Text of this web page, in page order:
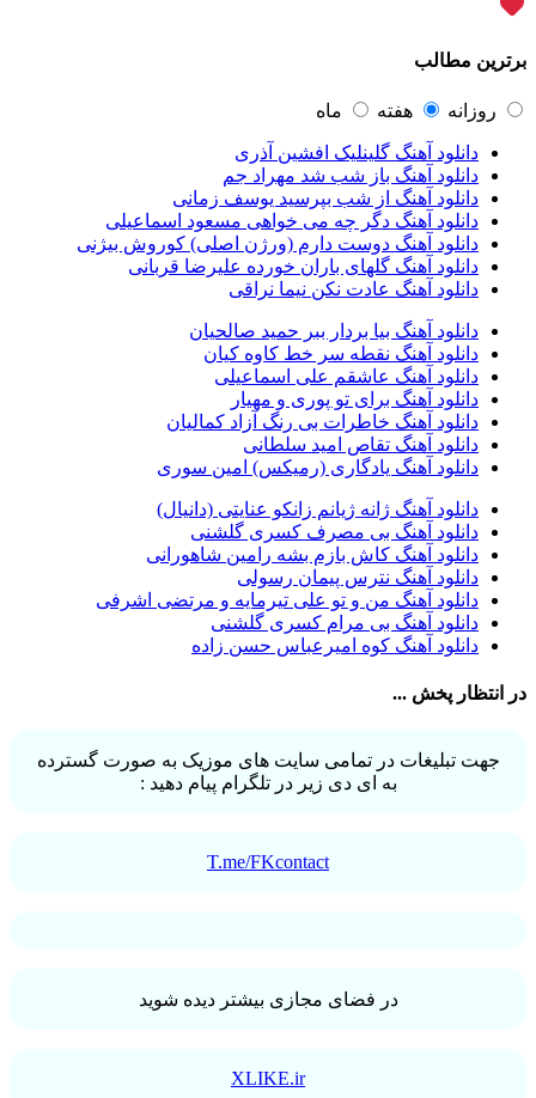
عماد طالب زاده
مسعود صادقلو42
مهدی جهانی39
احمد سعیدی39
امین فیاض39
حامد همایون38
بهنام صفوی38
شادمهر عقیلی37
پیوند36
36
رضا شیری36
علی زند وکیلی35
علی عباسی33
علی زارعی33
علی ارشدی33
سینا شعبانخانی32
سیامک عباسی32
حمید هیراد
32
شهرام شکوهی32
امین رستمی31
احمد صفایی31
یاسر محمودی31
امو بند31
حجت درولی31
سینا سرلک31
مجید رضوی
برترین مطالب
روزانه هفته ماه
دانلود آهنگ گلینلیک افشین آذری
دانلود آهنگ باز شب شد مهراد جم
دانلود آهنگ از شب بپرسید یوسف زمانی
دانلود آهنگ دگر چه می خواهی مسعود اسماعیلی
دانلود آهنگ دوست دارم (ورژن اصلی) کوروش بیژنی
دانلود آهنگ گلهای باران خورده علیرضا قربانی
دانلود آهنگ عادت نکن نیما نراقی
دانلود آهنگ بیا بردار ببر حمید صالحیان
دانلود آهنگ نقطه سر خط کاوه کیان
دانلود آهنگ عاشقم علی اسماعیلی
دانلود آهنگ برای تو پوری و مهیار
دانلود آهنگ خاطرات بی رنگ آزاد کمالیان
دانلود آهنگ تقاص امید سلطانی
دانلود آهنگ یادگاری (رمیکس) امین سوری
دانلود آهنگ ژانه ژیانم زانکو عنایتی (دانیال)
دانلود آهنگ بی مصرف کسری گلشنی
دانلود آهنگ کاش بازم بشه رامین شاهورانی
دانلود آهنگ نترس پیمان رسولی
دانلود آهنگ من و تو علی تیرمایه و مرتضی اشرفی
دانلود آهنگ بی مرام کسری گلشنی
دانلود آهنگ کوه امیرعباس حسن زاده
در انتظار پخش ...
جهت تبلیغات در تمامی سایت های موزیک به صورت گسترده
به ای دی زیر در تلگرام پیام دهید :
T.me/FKcontact
در فضای مجازی بیشتر دیده شوید
XLIKE.ir